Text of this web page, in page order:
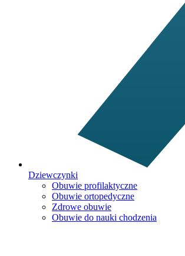
Dziewczynki
Obuwie profilaktyczne
Obuwie ortopedyczne
Zdrowe obuwie
Obuwie do nauki chodzenia